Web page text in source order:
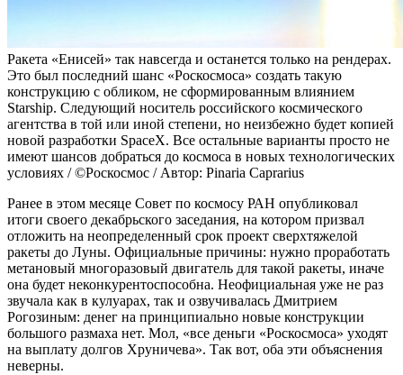
Ракета «Енисей» так навсегда и останется только на рендерах.
Это был последний шанс «Роскосмоса» создать такую
конструкцию с обликом, не сформированным влиянием
Starship. Следующий носитель российского космического
агентства в той или иной степени, но неизбежно будет копией
новой разработки SpaceX. Все остальные варианты просто не
имеют шансов добраться до космоса в новых технологических
условиях / ©Роскосмос / Автор: Pinaria Caprarius
Ранее в этом месяце Совет по космосу РАН опубликовал
итоги своего декабрьского заседания, на котором призвал
отложить на неопределенный срок проект сверхтяжелой
ракеты до Луны. Официальные причины: нужно проработать
метановый многоразовый двигатель для такой ракеты, иначе
она будет неконкурентоспособна. Неофициальная уже не раз
звучала как в кулуарах, так и озвучивалась Дмитрием
Рогозиным: денег на принципиально новые конструкции
большого размаха нет. Мол, «все деньги «Роскосмоса» уходят
на выплату долгов Хруничева». Так вот, оба эти объяснения
неверны.